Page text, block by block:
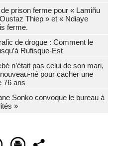
prison ferme pour « Lamiñu
Thiep » et « Ndiaye
ferme.
de drogue : Comment le
Rufisque-Est
n’était pas celui de son mari,
né pour cacher une
76 ans
Sonko convoque le bureau à
»